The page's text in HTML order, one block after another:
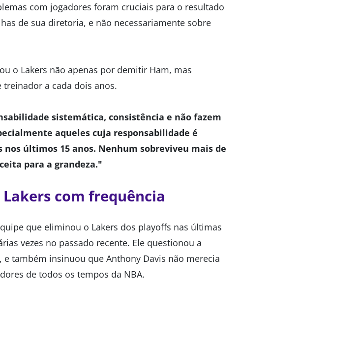
com jogadores foram cruciais para o resultado
de sua diretoria, e não necessariamente sobre
o Lakers não apenas por demitir Ham, mas
a cada dois anos.
sistemática, consistência e não fazem
aqueles cuja responsabilidade é
últimos 15 anos. Nenhum sobreviveu mais de
para a grandeza."
com frequência
que eliminou o Lakers dos playoffs nas últimas
vezes no passado recente. Ele questionou a
também insinuou que Anthony Davis não merecia
de todos os tempos da NBA.